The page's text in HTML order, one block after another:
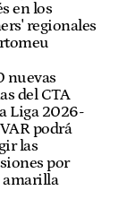
en los
regionales
nuevas
del CTA
Liga 2026-
podrá
las
por
amarilla